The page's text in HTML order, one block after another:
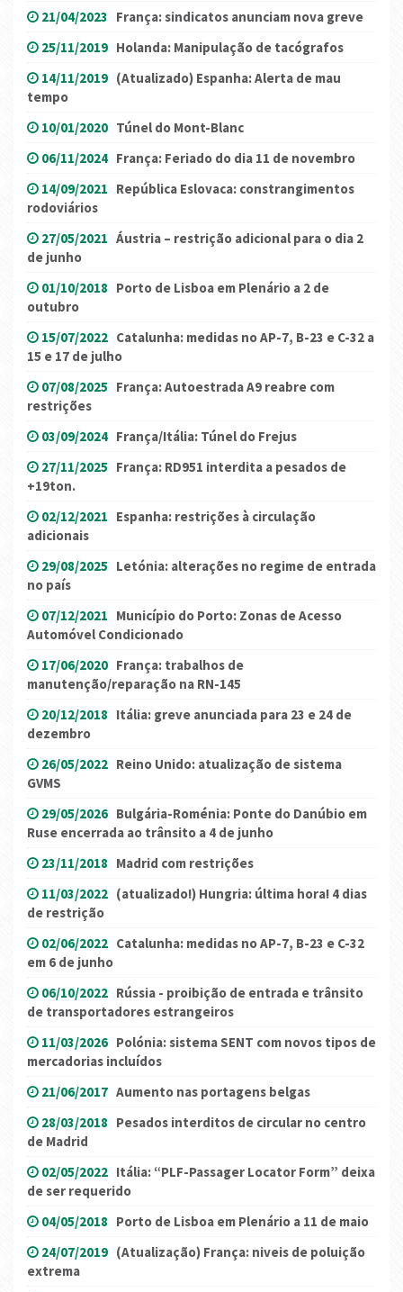
21/04/2023 França: sindicatos anunciam nova greve
25/11/2019 Holanda: Manipulação de tacógrafos
14/11/2019 (Atualizado) Espanha: Alerta de mau
tempo
10/01/2020 Túnel do Mont-Blanc
06/11/2024 França: Feriado do dia 11 de novembro
14/09/2021 República Eslovaca: constrangimentos
rodoviários
27/05/2021 Áustria – restrição adicional para o dia 2
de junho
01/10/2018 Porto de Lisboa em Plenário a 2 de
outubro
15/07/2022 Catalunha: medidas no AP-7, B-23 e C-32 a
15 e 17 de julho
07/08/2025 França: Autoestrada A9 reabre com
restrições
03/09/2024 França/Itália: Túnel do Frejus
27/11/2025 França: RD951 interdita a pesados de
+19ton.
02/12/2021 Espanha: restrições à circulação
adicionais
29/08/2025 Letónia: alterações no regime de entrada
no país
07/12/2021 Município do Porto: Zonas de Acesso
Automóvel Condicionado
17/06/2020 França: trabalhos de
manutenção/reparação na RN-145
20/12/2018 Itália: greve anunciada para 23 e 24 de
dezembro
26/05/2022 Reino Unido: atualização de sistema
GVMS
29/05/2026 Bulgária-Roménia: Ponte do Danúbio em
Ruse encerrada ao trânsito a 4 de junho
23/11/2018 Madrid com restrições
11/03/2022 (atualizado!) Hungria: última hora! 4 dias
de restrição
02/06/2022 Catalunha: medidas no AP-7, B-23 e C-32
em 6 de junho
06/10/2022 Rússia - proibição de entrada e trânsito
de transportadores estrangeiros
11/03/2026 Polónia: sistema SENT com novos tipos de
mercadorias incluídos
21/06/2017 Aumento nas portagens belgas
28/03/2018 Pesados interditos de circular no centro
de Madrid
02/05/2022 Itália: “PLF-Passager Locator Form” deixa
de ser requerido
04/05/2018 Porto de Lisboa em Plenário a 11 de maio
24/07/2019 (Atualização) França: niveis de poluição
extrema